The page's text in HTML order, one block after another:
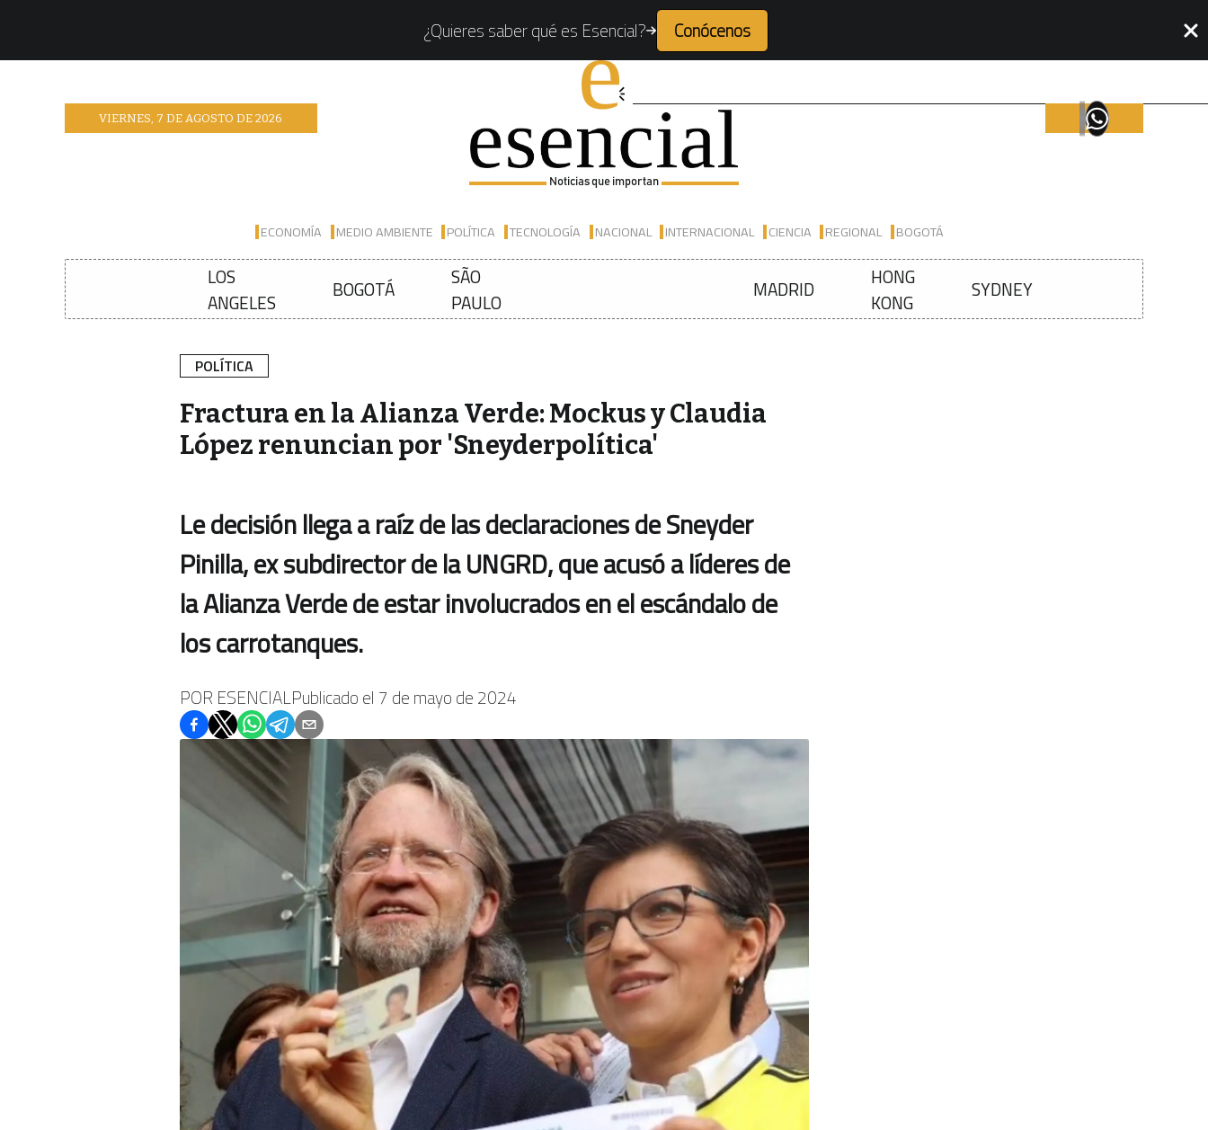
¿Quieres saber qué es Esencial? Conócenos
Noticias que importan
ECONOMÍA MEDIO AMBIENTE POLÍTICA TECNOLOGÍA NACIONAL INTERNACIONAL CIENCIA REGIONAL BOGOTÁ
VIERNES, 7 DEAGOSTO DE2026
LOS
ANGELES
BOGOTÁ
SÃO
PAULO
MADRID
HONG
KONG
SYDNEY
POLÍTICA
Fractura en la Alianza Verde: Mockus y Claudia
López renuncian por 'Sneyderpolítica'
Le decisión llega a raíz de las declaraciones de Sneyder
Pinilla, ex subdirector de la UNGRD, que acusó a líderes de
la Alianza Verde de estar involucrados en el escándalo de
los carrotanques.
POR ESENCIALPublicado el 7 de mayo de 2024